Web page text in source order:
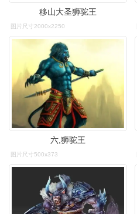
移山大圣狮驼王
图片尺寸2000x2250
六,狮驼王
图片尺寸500x373